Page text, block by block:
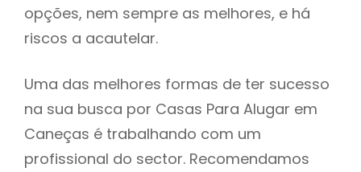
opções, nem sempre as melhores, e há
riscos a acautelar.
Uma das melhores formas de ter sucesso
na sua busca por Casas Para Alugar em
Caneças é trabalhando com um
profissional do sector. Recomendamos